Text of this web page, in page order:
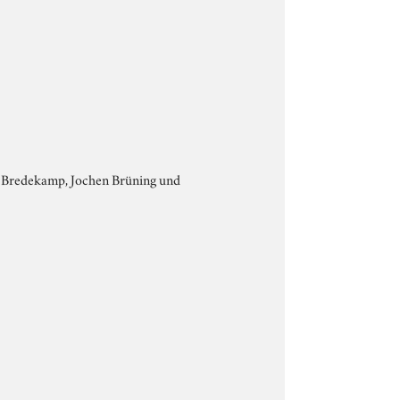
Jochen Brüning und